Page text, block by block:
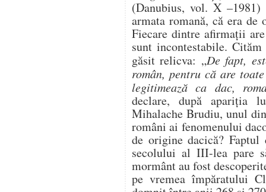
(Danubius, vol. X
armata romană, că era
Fiecare dintre afirmaţii
sunt incontestabile.
găsit relicva: „De fapt,
român, pentru că are
legitimează ca dac,
declare, după apariţia
Mihalache Brudiu, unul
români ai fenomenului
de origine dacică?
secolului al III-lea pare
mormânt au fost
pe vremea împăratului